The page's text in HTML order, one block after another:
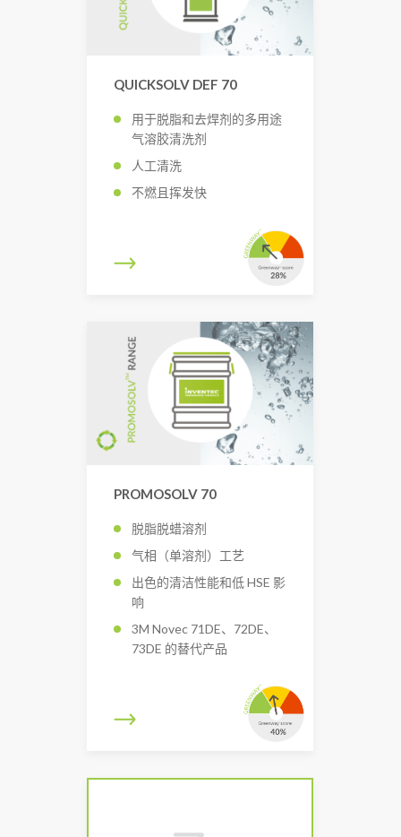
QUICKSOLV DEF 70
用于脱脂和去焊剂的多用途
气溶胶清洗剂
人工清洗
不燃且挥发快
PROMOSOLV 70
脱脂脱蜡溶剂
气相（单溶剂）工艺
出色的清洁性能和低 HSE 影
响
3M Novec 71DE、72DE、
73DE 的替代产品